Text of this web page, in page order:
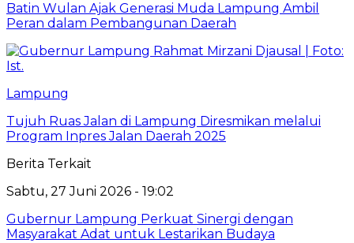
Batin Wulan Ajak Generasi Muda Lampung Ambil
Peran dalam Pembangunan Daerah
Lampung
Tujuh Ruas Jalan di Lampung Diresmikan melalui
Program Inpres Jalan Daerah 2025
Berita Terkait
Sabtu, 27 Juni 2026 - 19:02
Gubernur Lampung Perkuat Sinergi dengan
Masyarakat Adat untuk Lestarikan Budaya